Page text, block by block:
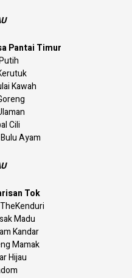
Pantai Timur
Kawah
Cili
Ayam
Tok
Madu
Kandar
Mamak
Hijau